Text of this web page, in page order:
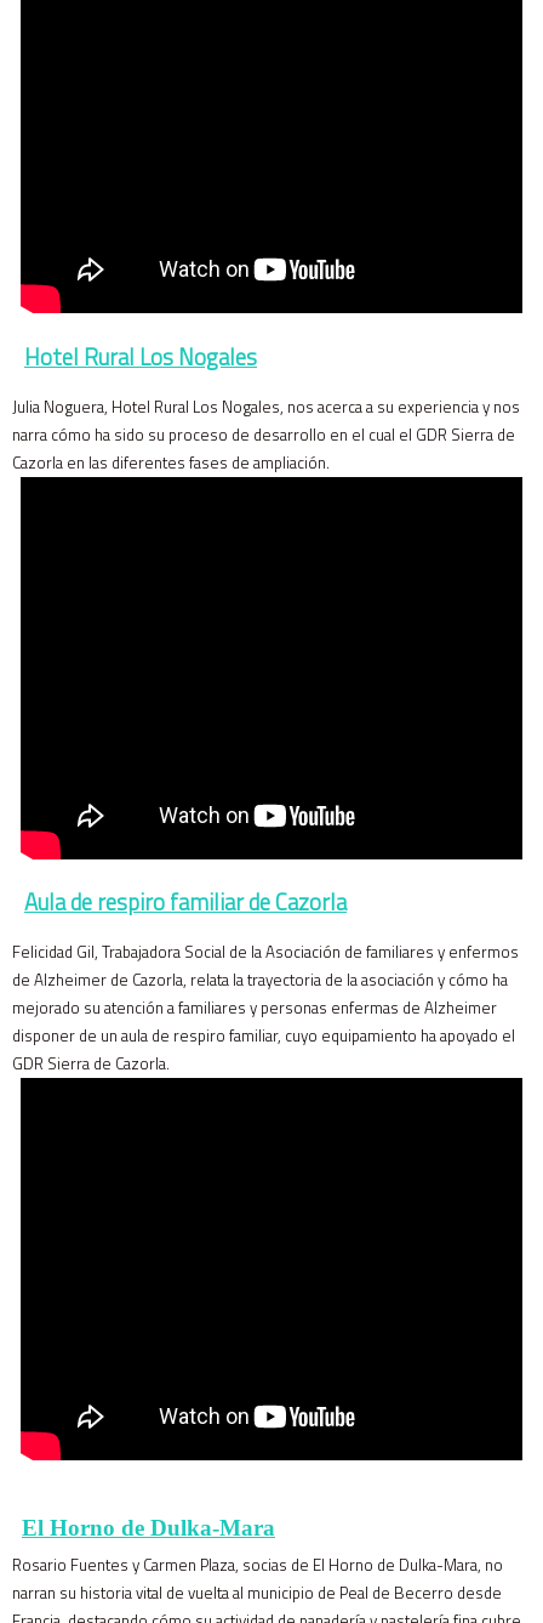
Hotel Rural Los Nogales
Julia Noguera, Hotel Rural Los Nogales, nos acerca a su experiencia y nos
narra cómo ha sido su proceso de desarrollo en el cual el GDR Sierra de
Cazorla en las diferentes fases de ampliación.
Aula de respiro familiar de Cazorla
Felicidad Gil, Trabajadora Social de la Asociación de familiares y enfermos
de Alzheimer de Cazorla, relata la trayectoria de la asociación y cómo ha
mejorado su atención a familiares y personas enfermas de Alzheimer
disponer de un aula de respiro familiar, cuyo equipamiento ha apoyado el
GDR Sierra de Cazorla.
El Horno de Dulka-Mara
Rosario Fuentes y Carmen Plaza, socias de El Horno de Dulka-Mara, no
narran su historia vital de vuelta al municipio de Peal de Becerro desde